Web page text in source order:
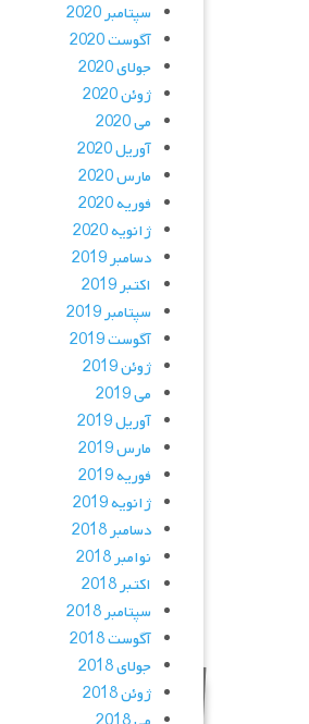
سپتامبر 2020
آگوست 2020
جولای 2020
ژوئن 2020
می 2020
آوریل 2020
مارس 2020
فوریه 2020
ژانویه 2020
دسامبر 2019
اکتبر 2019
سپتامبر 2019
آگوست 2019
ژوئن 2019
می 2019
آوریل 2019
مارس 2019
فوریه 2019
ژانویه 2019
دسامبر 2018
نوامبر 2018
اکتبر 2018
سپتامبر 2018
آگوست 2018
جولای 2018
ژوئن 2018